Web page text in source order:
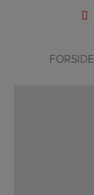
FORSIDE